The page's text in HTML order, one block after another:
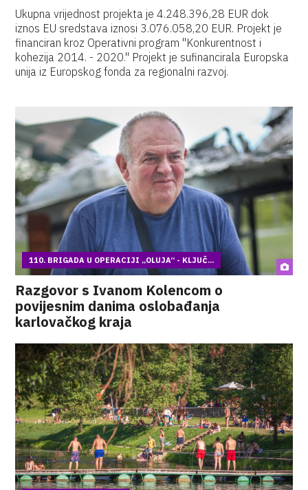
Ukupna vrijednost projekta je 4.248.396,28 EUR dok
iznos EU sredstava iznosi 3.076.058,20 EUR. Projekt je
financiran kroz Operativni program "Konkurentnost i
kohezija 2014. - 2020." Projekt je sufinancirala Europska
unija iz Europskog fonda za regionalni razvoj.
110. BRIGADA U OPERACIJI „OLUJA“ - KLJUČ...
Razgovor s Ivanom Kolencom o
povijesnim danima oslobađanja
karlovačkog kraja